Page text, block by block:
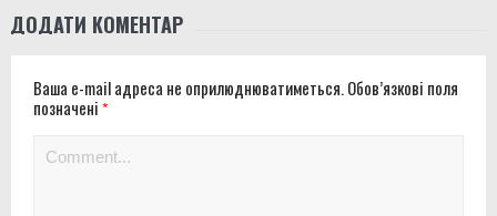
ДОДАТИ КОМЕНТАР
Ваша e-mail адреса не оприлюднюватиметься.Обов’язкові поля
позначені*